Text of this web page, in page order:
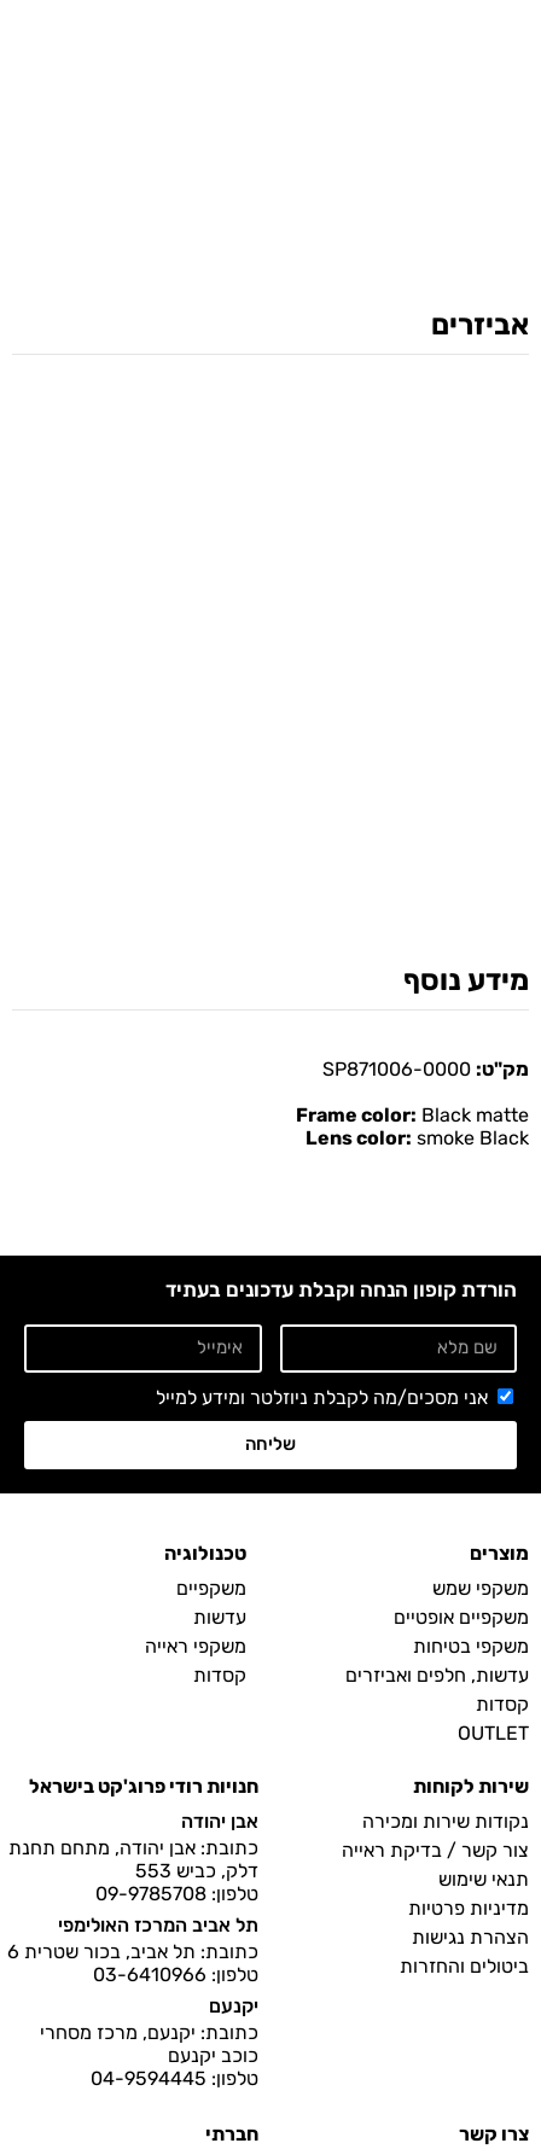
אביזרים
מידע נוסף
מק"ט:
Frame color: Black matte
Lens color: smoke Black
הורדת קופון הנחה וקבלת עדכונים בעתיד
אני מסכים/מה לקבלת ניוזלטר ומידע למייל
שליחה
מוצרים
משקפי שמש
משקפיים אופטיים
משקפי בטיחות
עדשות, חלפים ואביזרים
קסדות
OUTLET
טכנולוגיה
משקפיים
עדשות
משקפי ראייה
קסדות
שירות לקוחות
נקודות שירות ומכירה
צור קשר / בדיקת ראייה
תנאי שימוש
מדיניות פרטיות
הצהרת נגישות
ביטולים והחזרות
חנויות רודי פרוג'קט בישראל
אבן יהודה
כתובת: אבן יהודה, מתחם תחנת
דלק, כביש 553
טלפון: 09-9785708
תל אביב המרכז האולימפי
כתובת: תל אביב, בכור שטרית 6
טלפון: 03-6410966
יקנעם
כתובת: יקנעם, מרכז מסחרי
כוכב יקנעם
טלפון: 04-9594445
צרו קשר חברתי